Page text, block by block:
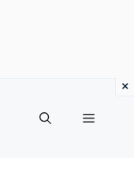
MENU